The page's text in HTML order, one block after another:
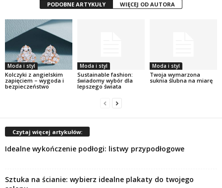
PODOBNE ARTYKUŁY WIĘCEJ OD AUTORA
Moda i styl
Kolczyki z angielskim
zapięciem – wygoda i
bezpieczeństwo
Moda i styl
Sustainable fashion:
świadomy wybór dla
lepszego świata
Moda i styl
Twoja wymarzona
suknia ślubna na miarę
Czytaj więcej artykułów:
Idealne wykończenie podłogi: listwy przypodłogowe
Sztuka na ścianie: wybierz idealne plakaty do twojego